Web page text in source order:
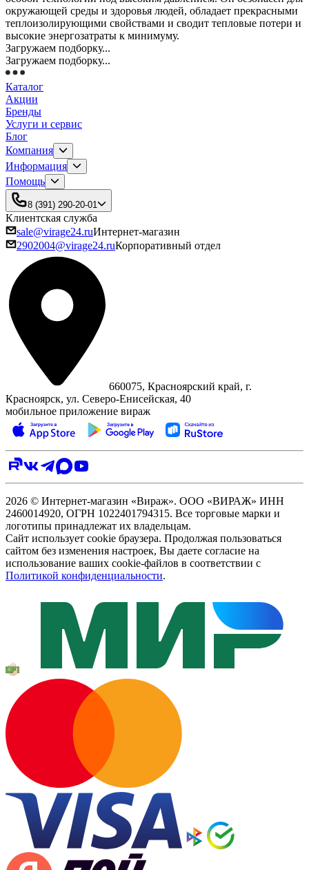
окружающей среды и здоровья людей, обладает прекрасными
теплоизолирующими свойствами и сводит тепловые потери и
высокие энергозатраты к минимуму.
Загружаем подборку...
Загружаем подборку...
Каталог
Акции
Бренды
Услуги и сервис
Блог
Компания
Информация
Помощь
8 (391) 290-20-01
Клиентская служба
sale@virage24.ruИнтернет-магазин
2902004@virage24.ruКорпоративный отдел
660075, Красноярский край, г.
Красноярск, ул. Северо‑Енисейская, 40
мобильное приложение вираж
2026 © Интернет-магазин «Вираж». ООО «ВИРАЖ» ИНН
2460014920, ОГРН 1022401794315. Все торговые марки и
логотипы принадлежат их владельцам.
Сайт использует cookie браузера. Продолжая пользоваться
сайтом без изменения настроек, Вы даете согласие на
использование ваших cookie-файлов в соответствии с
Политикой конфиденциальности.